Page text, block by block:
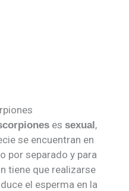
es sexual,
se encuentran en
por separado y para
tiene que realizarse
el esperma en la